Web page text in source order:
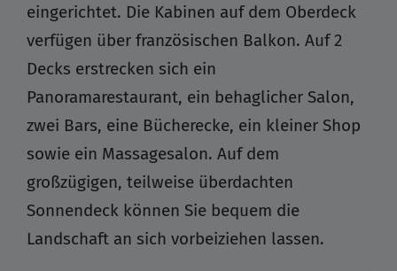
eingerichtet. Die Kabinen auf dem Oberdeck
verfügen über französischen Balkon. Auf 2
Decks erstrecken sich ein
Panoramarestaurant, ein behaglicher Salon,
zwei Bars, eine Bücherecke, ein kleiner Shop
sowie ein Massagesalon. Auf dem
großzügigen, teilweise überdachten
Sonnendeck können Sie bequem die
Landschaft an sich vorbeiziehen lassen.